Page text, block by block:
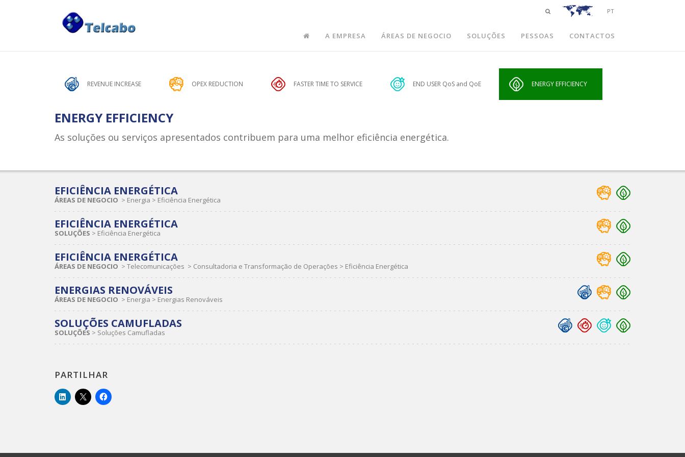
PT
A EMPRESA ÁREAS DE NEGOCIO SOLUÇÕES PESSOAS CONTACTOS
Benefícios das Soluções Telcabo
REVENUE INCREASE OPEX REDUCTION FASTER TIME TO SERVICE END USER QoS and QoE ENERGY EFFICIENCY
ENERGY EFFICIENCY
As soluções ou serviços apresentados contribuem para uma melhor eficiência energética.
EFICIÊNCIA ENERGÉTICA
ÁREAS DE NEGOCIO > Energia > Eficiência Energética
EFICIÊNCIA ENERGÉTICA
SOLUÇÕES > Eficiência Energética
EFICIÊNCIA ENERGÉTICA
ÁREAS DE NEGOCIO > Telecomunicações > Consultadoria e Transformação de Operações > Eficiência Energética
ENERGIAS RENOVÁVEIS
ÁREAS DE NEGOCIO > Energia > Energias Renováveis
SOLUÇÕES CAMUFLADAS
SOLUÇÕES > Soluções Camufladas
PARTILHAR